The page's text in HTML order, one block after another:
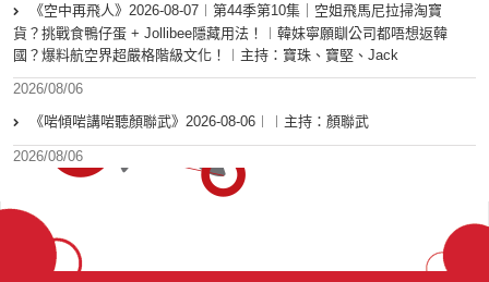
《空中再飛人》2026-08-07︱第44季第10集｜空姐飛馬尼拉掃淘寶
貨？挑戰食鴨仔蛋 + Jollibee隱藏用法！︱韓妹寧願瞓公司都唔想返韓
國？爆料航空界超嚴格階級文化！︱主持：寶珠、寶堅、Jack
2026/08/06
《啱傾啱講啱聽顏聯武》2026-08-06︱︱主持：顏聯武
2026/08/06